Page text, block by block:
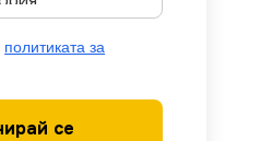
политиката за
се